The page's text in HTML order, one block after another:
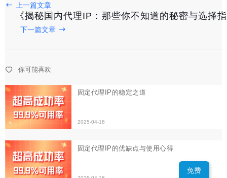
上一篇文章
《揭秘国内代理IP：那些你不知道的秘密与选择
下一篇文章
你可能喜欢
免费